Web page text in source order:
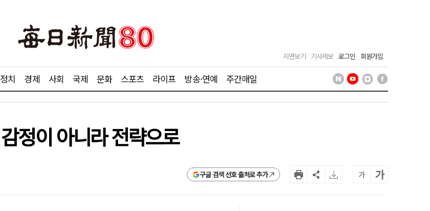
지면보기 기사제보 로그인 회원가입
정치 경제 사회 국제 문화 스포츠 라이프 방송·연예 주간매일
정이 아니라 전략으로
구글 검색 선호 출처로 추가 가 가